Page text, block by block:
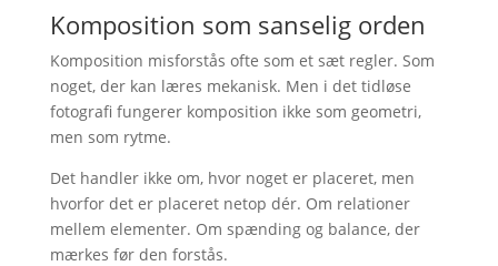
Komposition som sanselig orden
Komposition misforstås ofte som et sæt regler. Som
noget, der kan læres mekanisk. Men i det tidløse
fotografi fungerer komposition ikke som geometri,
men som rytme.
Det handler ikke om, hvor noget er placeret, men
hvorfor det er placeret netop dér. Om relationer
mellem elementer. Om spænding og balance, der
mærkes før den forstås.